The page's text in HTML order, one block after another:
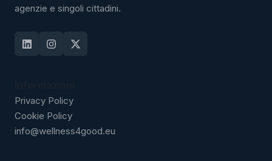
agenzie e singoli cittadini.
Privacy Policy
Cookie Policy
info@wellness4good.eu